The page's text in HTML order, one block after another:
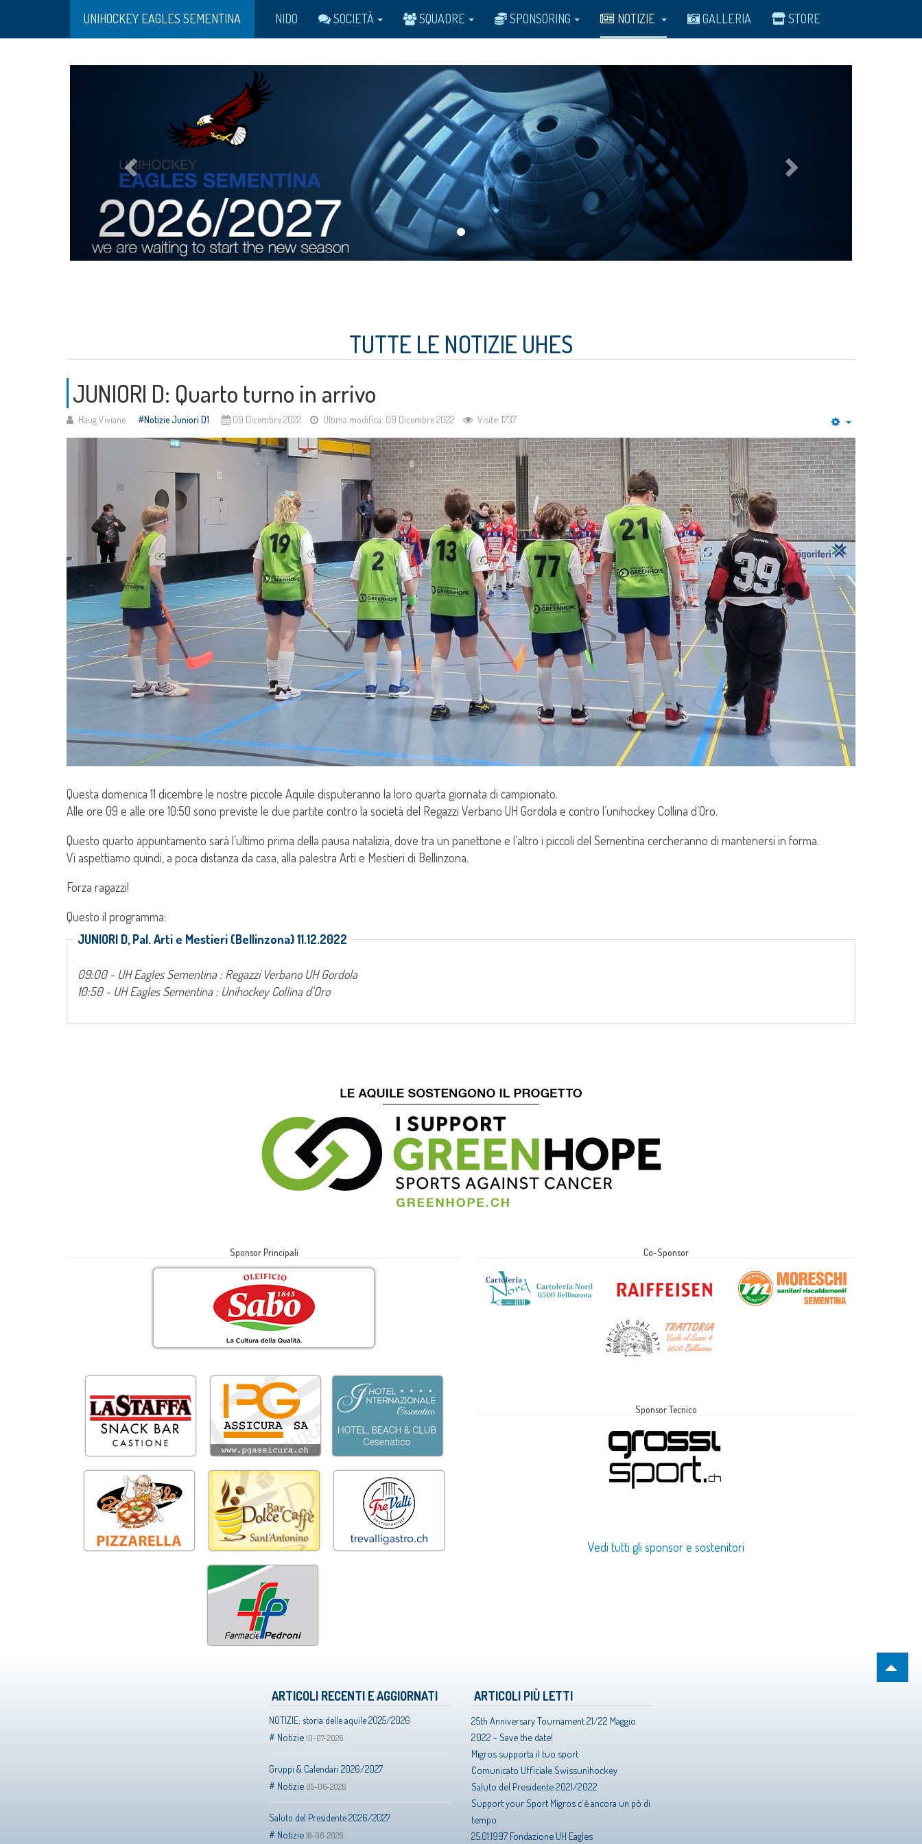
UNIHOCKEY EAGLES SEMENTINA NIDO SOCIETÀ SQUADRE SPONSORING NOTIZIE GALLERIA STORE
TUTTE LE NOTIZIE UHES
JUNIORI D: Quarto turno in arrivo
Haug Viviane Notizie Juniori D1 09 Dicembre 2022 Ultima modifica: 09 Dicembre 2022
Visite: 1737
Questa domenica 11 dicembre le nostre piccole Aquile disputeranno la loro quarta giornata di campionato.
Alle ore 09 e alle ore 10:50 sono previste le due partite contro la società del Regazzi Verbano UH Gordola e contro l’unihockey Collina d’Oro.
Questo quarto appuntamento sarà l’ultimo prima della pausa natalizia, dove tra un panettone e l’altro i piccoli del Sementina cercheranno di mantenersi in forma.
Vi aspettiamo quindi, a poca distanza da casa, alla palestra Arti e Mestieri di Bellinzona.
Forza ragazzi!
Questo il programma:
JUNIORI D, Pal. Arti e Mestieri (Bellinzona) 11.12.2022
09:00 - UH Eagles Sementina : Regazzi Verbano UH Gordola
10:50 - UH Eagles Sementina : Unihockey Collina d'Oro
Sponsor Principali Co-Sponsor
Sponsor Tecnico
Vedi tutti gli sponsor e sostenitori
ARTICOLI RECENTI E AGGIORNATI
NOTIZIE: storia delle aquile 2025/2026
Notizie 10-07-2026
Gruppi & Calendari 2026/2027
Notizie 05-06-2026
Saluto del Presidente 2026/2027
Notizie 18-06-2026
ARTICOLI PIÙ LETTI
25th Anniversary Tournament 21/22 Maggio
2022 - Save the date!
Migros supporta il tuo sport
Comunicato Ufficiale Swissunihockey
Saluto del Presidente 2021/2022
Support your Sport Migros c'è ancora un pò di
tempo
25.01.1997 Fondazione UH Eagles